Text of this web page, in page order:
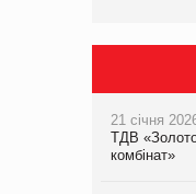
21 січня
ТДВ
комбінат»